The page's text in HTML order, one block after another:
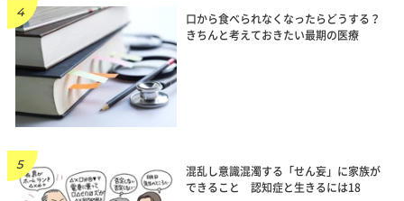
口から食べられなくなったらどうする？
きちんと考えておきたい最期の医療
混乱し意識混濁する「せん妄」に家族が
できること 認知症と生きるには18